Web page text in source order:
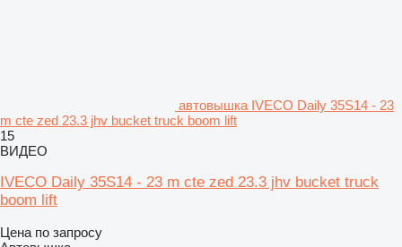
автовышка IVECO Daily 35S14 - 23
m cte zed 23.3 jhv bucket truck boom lift
15
ВИДЕО
IVECO Daily 35S14 - 23 m cte zed 23.3 jhv bucket truck
boom lift
Цена по запросу